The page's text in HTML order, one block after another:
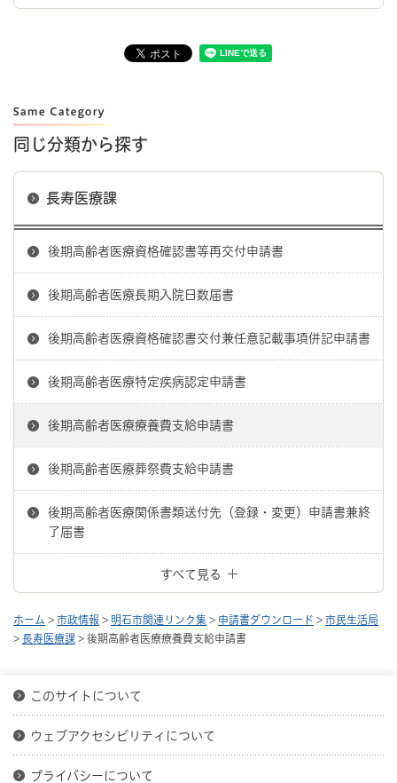
同じ分類から探す
長寿医療課
後期高齢者医療資格確認書等再交付申請書
後期高齢者医療長期入院日数届書
後期高齢者医療資格確認書交付兼任意記載事項併記申請書
後期高齢者医療特定疾病認定申請書
後期高齢者医療療養費支給申請書
後期高齢者医療葬祭費支給申請書
後期高齢者医療関係書類送付先（登録・変更）申請書兼終
了届書
すべて見る
ホーム > 市政情報 > 明石市関連リンク集 > 申請書ダウンロード > 市民生活局
> 長寿医療課 > 後期高齢者医療療養費支給申請書
このサイトについて
ウェブアクセシビリティについて
プライバシーについて